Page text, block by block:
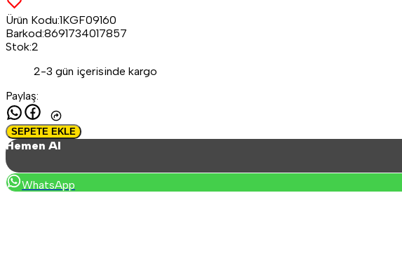
Ürün Kodu:1KGF09160
Barkod:8691734017857
Stok:2
2-3 gün içerisinde kargo
Paylaş:
SEPETE EKLE
Hemen Al
WhatsApp